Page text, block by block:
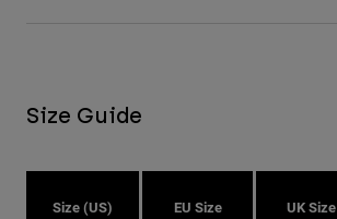
Size Guide
Size (US) EU Size UK Size